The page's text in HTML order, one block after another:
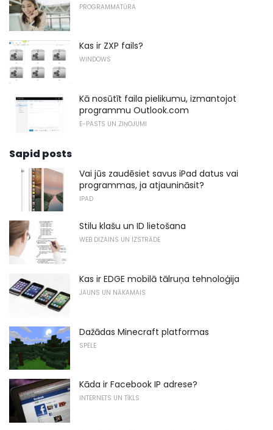
PROGRAMMATŪRA
Kas ir ZXP fails?
WINDOWS
Kā nosūtīt faila pielikumu, izmantojot
programmu Outlook.com
E-PASTS UN ZIŅOJUMI
Sapid posts
Vai jūs zaudēsiet savus iPad datus vai
programmas, ja atjaunināsit?
IPAD
Stilu klašu un ID lietošana
WEB DIZAINS UN IZSTRĀDE
Kas ir EDGE mobilā tālruņa tehnoloģija
JAUNS UN NĀKAMAIS
Dažādas Minecraft platformas
SPĒLE
Kāda ir Facebook IP adrese?
INTERNETS UN TĪKLS